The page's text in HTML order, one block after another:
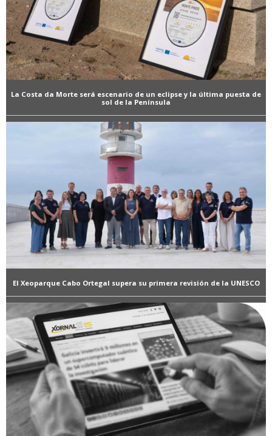
La Costa da Morte será escenario de un eclipse y la última puesta de
sol de la Península
El Xeoparque Cabo Ortegal supera su primera revisión de la UNESCO